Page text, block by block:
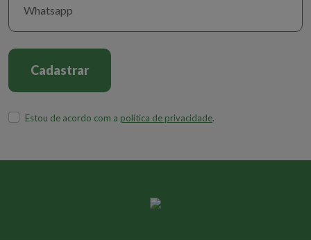
adolescentes deve acontecer se houver vacinas suficientes para
suprir os grupos de maior risco.
Rádio Excelsior
Monique Lírio falou sobre o assunto com a reportagem da
Excelsior
. Ouça a entrevista completa.
Cadastrar
Estou de acordo com a política de privacidade.